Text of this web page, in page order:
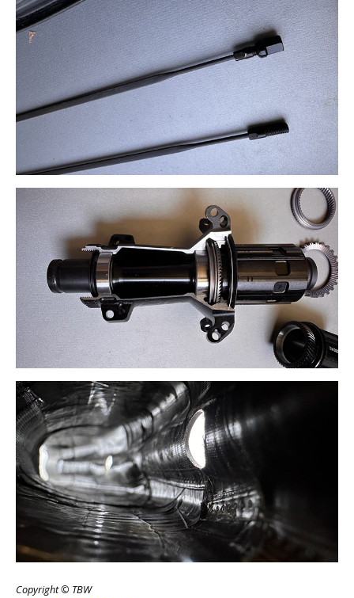
Copyright © TBW